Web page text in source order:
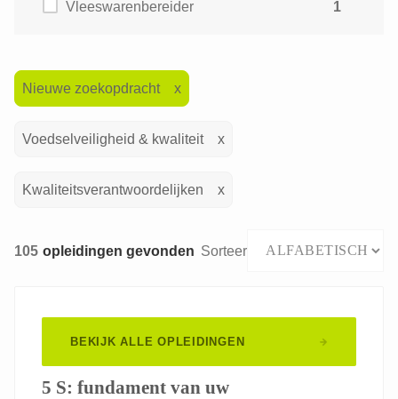
Vleeswarenbereider 1
Nieuwe zoekopdracht
Voedselveiligheid & kwaliteit
Kwaliteitsverantwoordelijken
105 opleidingen gevonden Sorteer
BEKIJK ALLE OPLEIDINGEN
5 S: fundament van uw